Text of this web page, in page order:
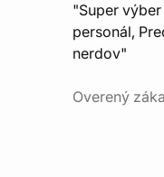
"Super
personál,
nerdov"
Overený